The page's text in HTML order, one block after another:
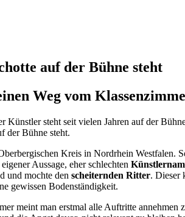
auf der Bühne steht
Weg vom
Künstler steht seit vielen Jahren auf der
der Bühne steht.
Kreis in Nordrhein Westfalen.
Aussage, eher schlechten
und mochte den scheiternden Ritter. Dieser
gewissen Bodenständigkeit.
meint man erstmal alle Auftritte